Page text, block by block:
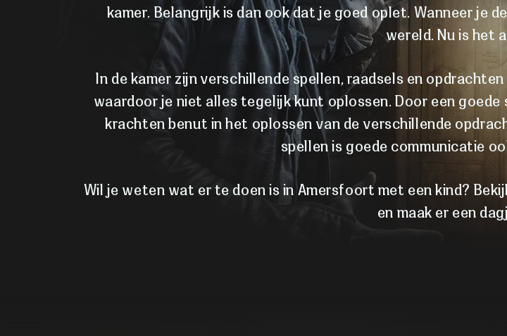
kamer. Belangrijk is dan ook dat je goed oplet. Wanneer je
wereld. Nu is het
In de kamer zijn verschillende spellen, raadsels en
waardoor je niet alles tegelijk kunt oplossen. Door een
krachten benut in het oplossen van de verschillende
spellen is goede communicatie
Wil je weten wat er te doen is in Amersfoort met een kind?
en maak er een